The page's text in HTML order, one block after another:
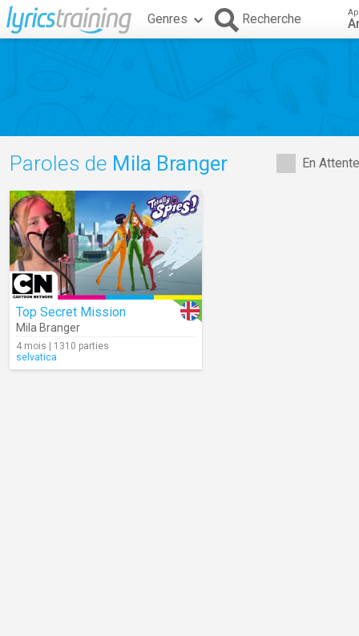
Genres Recherche
En
Paroles de Mila Branger
Top Secret Mission
Mila Branger
4 mois | 1310 parties
selvatica